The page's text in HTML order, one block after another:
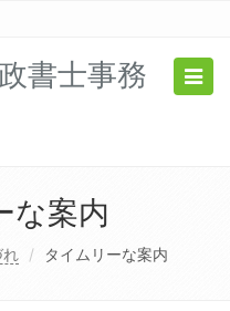
書士事務
な案内
タイムリーな案内